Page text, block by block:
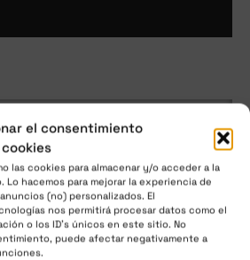
el consentimiento
las cookies para almacenar y/o acceder a la
hacemos para mejorar la experiencia de
(no) personalizados. El
nos permitirá procesar datos como el
o los ID's únicos en este sitio. No
puede afectar negativamente a
audio explicando por qué
una revista y tres audios
por qué cada audio
una revista física y por qué
a través de